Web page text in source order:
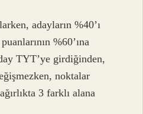
adayların %40’ı
%60’ına
TYT’ye girdiğinden,
noktalar
3 farklı alana